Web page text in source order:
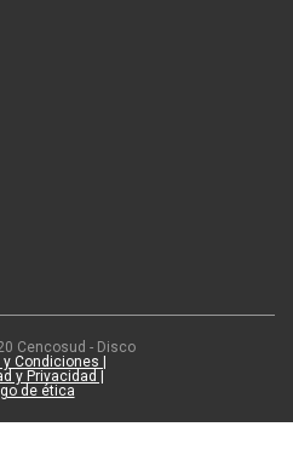
Cencosud - Disco
Condiciones |
y Privacidad |
de ética